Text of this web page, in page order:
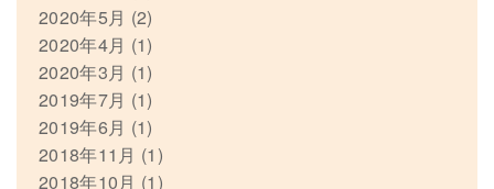
2020年5月 (2)
2020年4月 (1)
2020年3月 (1)
2019年7月 (1)
2019年6月 (1)
2018年11月 (1)
2018年10月 (1)